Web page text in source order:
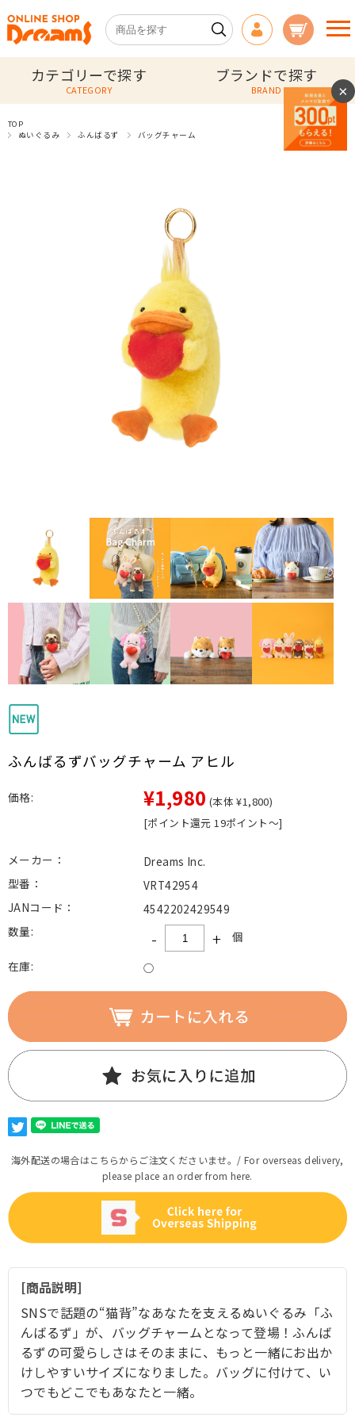
カテゴリーで探す
CATEGORY
ブランドで探す
BRAND
TOP
ぬいぐるみ
ふんばるず バッグチャーム
ふんばるずバッグチャーム アヒル
価格: ¥1,980 (本体 ¥1,800)
[ポイント還元 19ポイント～]
メーカー：
Dreams Inc.
型番：
VRT42954
JANコード：
4542202429549
数量:
- +
個
在庫:
○
海外配送の場合はこちらからご注文くださいませ。/ For overseas delivery,
please place an order from here.
商品説明
SNSで話題の“猫背”なあなたを支えるぬいぐるみ「ふ
んばるず」が、バッグチャームとなって登場！ふんば
るずの可愛らしさはそのままに、もっと一緒にお出か
けしやすいサイズになりました。バッグに付けて、い
つでもどこでもあなたと一緒。
×